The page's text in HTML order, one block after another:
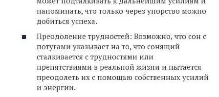
напоминать, что только через упорство можно
добиться успеха.
Преодоление трудностей: Возможно, что сон с
потугами указывает на то, что сонящий
сталкивается с трудностями или
препятствиями в реальной жизни и пытается
преодолеть их с помощью собственных усилий
и энергии.